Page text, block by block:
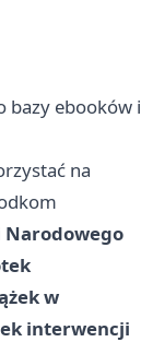
bazy ebooków i
na
w
interwencji